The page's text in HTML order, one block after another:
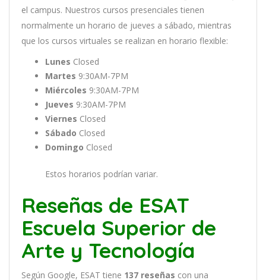
el campus. Nuestros cursos presenciales tienen
normalmente un horario de jueves a sábado, mientras
que los cursos virtuales se realizan en horario flexible:
Lunes Closed
Martes 9:30AM-7PM
Miércoles 9:30AM-7PM
Jueves 9:30AM-7PM
Viernes Closed
Sábado Closed
Domingo Closed
Estos horarios podrían variar.
Reseñas de ESAT
Escuela Superior de
Arte y Tecnología
Según Google, ESAT tiene 137 reseñas con una